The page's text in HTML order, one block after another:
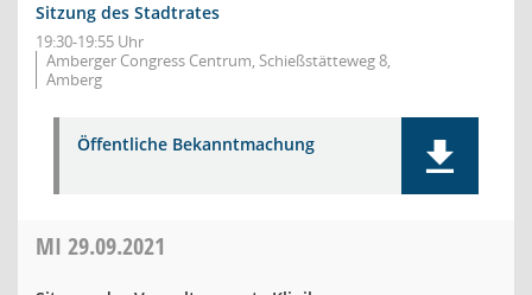
Sitzung des Stadtrates
19:30-19:55 Uhr
Amberger Congress Centrum, Schießstätteweg 8,
Amberg
Öffentliche Bekanntmachung
MI 29.09.2021